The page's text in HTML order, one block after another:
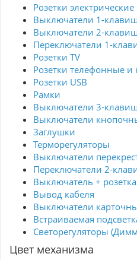
Розетки электрические
Выключатели 1-
Выключатели 2-
Переключатели 1-
Розетки TV
Розетки телефонные
Розетки USB
Рамки
Выключатели 3-
Выключатели
Заглушки
Терморегуляторы
Выключатели
Переключатели 2-
Выключатель + розетка
Вывод кабеля
Выключатели
Встраиваемая
Светорегуляторы
Цвет механизма